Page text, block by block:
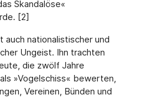
Skandalöse«
[2]
auch nationalistischer und
Ungeist. Ihn trachten
die zwölf Jahre
»Vogelschiss« bewerten,
Vereinen, Bünden und